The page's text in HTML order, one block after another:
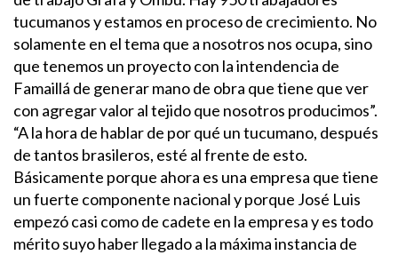
tucumanos y estamos en proceso de crecimiento. No
solamente en el tema que a nosotros nos ocupa, sino
que tenemos un proyecto con la intendencia de
Famaillá de generar mano de obra que tiene que ver
con agregar valor al tejido que nosotros producimos”.
“A la hora de hablar de por qué un tucumano, después
de tantos brasileros, esté al frente de esto.
Básicamente porque ahora es una empresa que tiene
un fuerte componente nacional y porque José Luis
empezó casi como de cadete en la empresa y es todo
mérito suyo haber llegado a la máxima instancia de